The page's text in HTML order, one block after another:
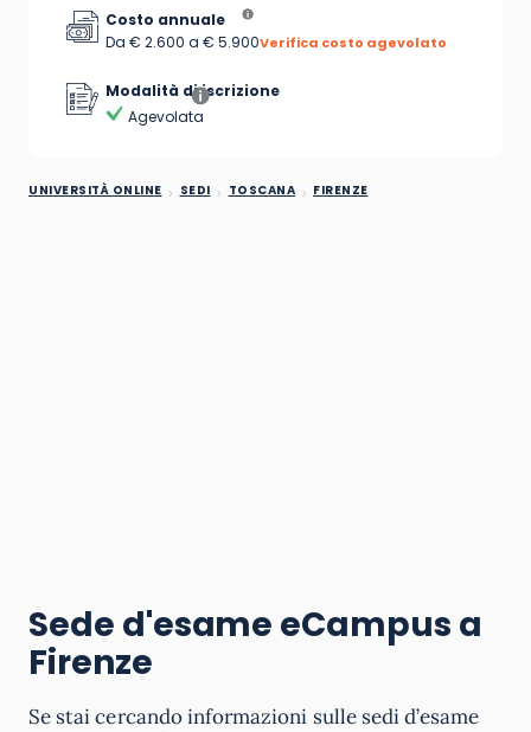
Costo annuale
Da € 2.600 a € 5.900Verifica costo agevolato
Modalità di iscrizione
Agevolata
UNIVERSITÀ ONLINE SEDI TOSCANA FIRENZE
Sede d'esame eCampus a
Firenze
Se stai cercando informazioni sulle sedi d’esame